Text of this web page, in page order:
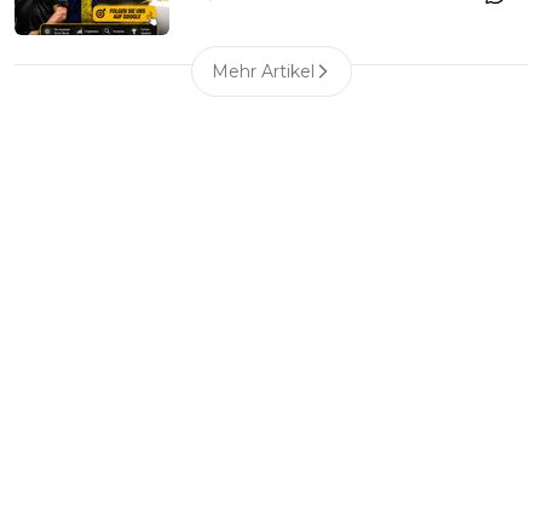
Mehr Artikel